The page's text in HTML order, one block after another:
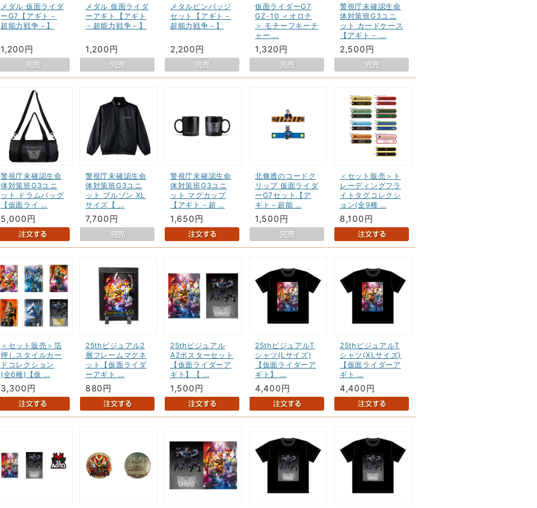
メダル 仮面ライダ
ーG7【アギト－
超能力戦争－】
1,200円
メダル 仮面ライダ
ーアギト【アギト
－超能力戦争－】
1,200円
メタルピンバッジ
セット【アギト－
超能力戦争－】
2,200円
仮面ライダーG7
GZ-10 ＜オロチ
＞ モチーフキーチ
ャー …
1,320円
警視庁未確認生命
体対策班G3ユニ
ット カードケース
【アギト－ …
2,500円
警視庁未確認生命
体対策班G3ユニ
ット ドラムバッグ
【仮面ライ …
5,000円
警視庁未確認生命
体対策班G3ユニ
ット ブルゾン XL
サイズ【 …
7,700円
警視庁未確認生命
体対策班G3ユニ
ット マグカップ
【アギト－超 …
1,650円
北條透のコードク
リップ 仮面ライダ
ーG7セット【ア
ギト－超能 …
1,500円
＜セット販売＞ト
レーディングフラ
イトタグコレクシ
ョン(全9種 …
8,100円
＜セット販売＞箔
押しスタイルカー
ドコレクション
(全6種)【仮 …
3,300円
25thビジュアル2
層フレームマグネ
ット【仮面ライダ
ーアギト …
880円
25thビジュアル
A2ポスターセット
【仮面ライダーア
ギト】【 …
1,500円
25thビジュアルT
シャツ(Lサイズ)
【仮面ライダーア
ギト】 …
4,400円
25thビジュアルT
シャツ(XLサイズ)
【仮面ライダーア
ギト …
4,400円